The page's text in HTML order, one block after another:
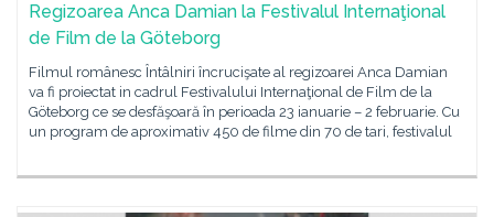
Regizoarea Anca Damian la Festivalul Internaţional
de Film de la Göteborg
Filmul românesc Întâlniri încrucişate al regizoarei Anca Damian
va fi proiectat in cadrul Festivalului Internaţional de Film de la
Göteborg ce se desfăşoară în perioada 23 ianuarie – 2 februarie. Cu
un program de aproximativ 450 de filme din 70 de tari, festivalul